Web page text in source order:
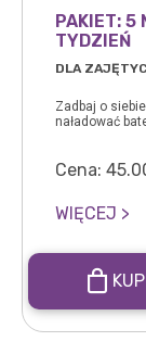
PAKIET: 5
TYDZIEŃ
DLA
Zadbaj o
naładować
Cena:
WIĘCEJ >